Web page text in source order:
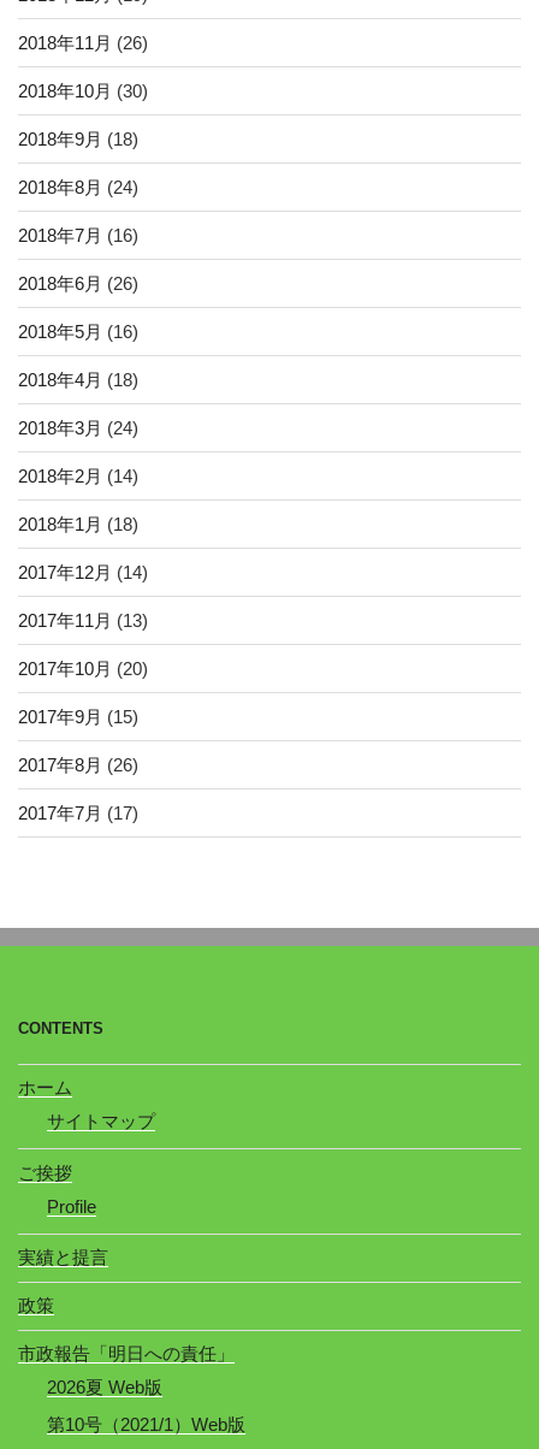
2018年11月 (26)
2018年10月 (30)
2018年9月 (18)
2018年8月 (24)
2018年7月 (16)
2018年6月 (26)
2018年5月 (16)
2018年4月 (18)
2018年3月 (24)
2018年2月 (14)
2018年1月 (18)
2017年12月 (14)
2017年11月 (13)
2017年10月 (20)
2017年9月 (15)
2017年8月 (26)
2017年7月 (17)
CONTENTS
ホーム
サイトマップ
ご挨拶
Profile
実績と提言
政策
市政報告「明日への責任」
2026夏 Web版
第10号（2021/1）Web版